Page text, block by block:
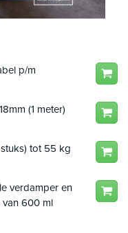
p/m
(1 meter)
tot 55 kg
verdamper en
600 ml